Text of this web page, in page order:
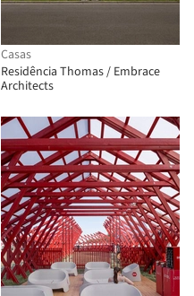
Casas
Residência Thomas / Embrace
Architects